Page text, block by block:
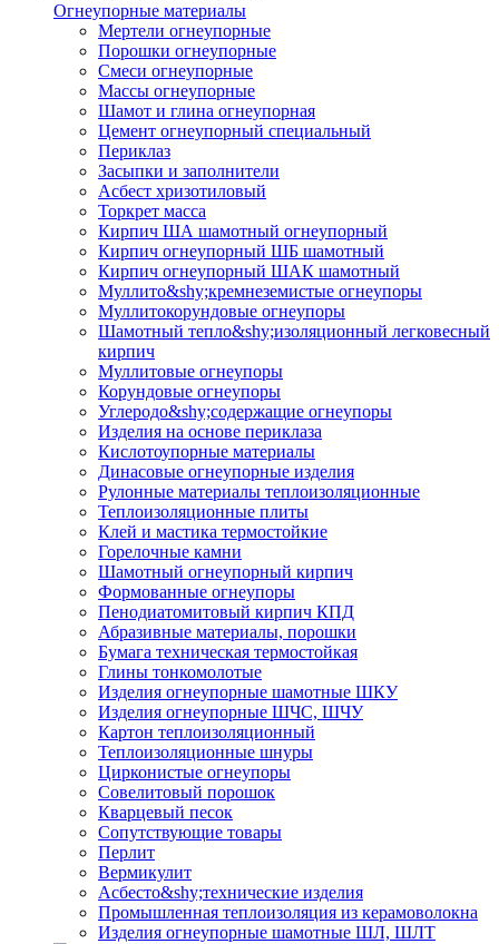
Огнеупорные материалы
Мертели огнеупорные
Порошки огнеупорные
Смеси огнеупорные
Массы огнеупорные
Шамот и глина огнеупорная
Цемент огнеупорный специальный
Периклаз
Засыпки и заполнители
Асбест хризотиловый
Торкрет масса
Кирпич ША шамотный огнеупорный
Кирпич огнеупорный ШБ шамотный
Кирпич огнеупорный ШАК шамотный
Муллито&shy;­кремнеземистые огнеупоры
Муллито­корундовые огнеупоры
Шамотный тепло&shy;изоляционный легковесный
кирпич
Муллитовые огнеупоры
Корундовые огнеупоры
Углеродо&shy;содержащие огнеупоры
Изделия на основе периклаза
Кислотоупорные материалы
Динасовые огнеупорные изделия
Рулонные материалы теплоизоляционные
Тепло­изоляционные плиты
Клей и мастика термостойкие
Горелочные камни
Шамотный огнеупорный кирпич
Формованные огнеупоры
Пенодиатомитовый кирпич КПД
Абразивные материалы, порошки
Бумага техническая термостойкая
Глины тонкомолотые
Изделия огнеупорные шамотные ШКУ
Изделия огнеупорные ШЧС, ШЧУ
Картон теплоизоляционный
Теплоизоляционные шнуры
Цирконистые огнеупоры
Совелитовый порошок
Кварцевый песок
Сопутствующие товары
Перлит
Вермикулит
Асбесто&shy;технические изделия
Промышленная теплоизоляция из керамоволокна
Изделия огнеупорные шамотные ШЛ, ШЛТ